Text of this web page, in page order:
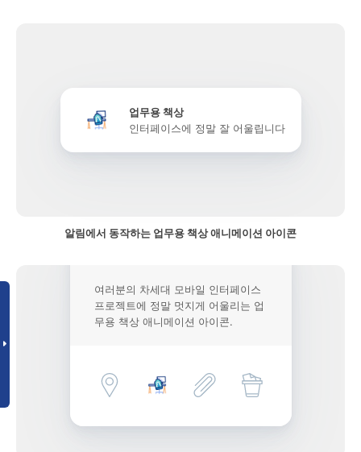
업무용 책상
인터페이스에 정말 잘 어울립니다
알림에서 동작하는 업무용 책상 애니메이션 아이콘
여러분의 차세대 모바일 인터페이스
프로젝트에 정말 멋지게 어울리는 업
무용 책상 애니메이션 아이콘.